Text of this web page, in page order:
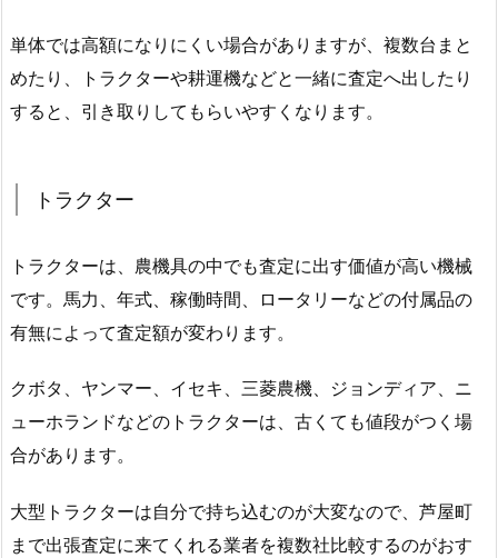
単体では高額になりにくい場合がありますが、複数台まと
めたり、トラクターや耕運機などと一緒に査定へ出したり
すると、引き取りしてもらいやすくなります。
トラクター
トラクターは、農機具の中でも査定に出す価値が高い機械
です。馬力、年式、稼働時間、ロータリーなどの付属品の
有無によって査定額が変わります。
クボタ、ヤンマー、イセキ、三菱農機、ジョンディア、ニ
ューホランドなどのトラクターは、古くても値段がつく場
合があります。
大型トラクターは自分で持ち込むのが大変なので、芦屋町
まで出張査定に来てくれる業者を複数社比較するのがおす